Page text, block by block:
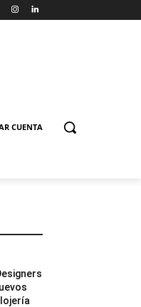
CUENTA